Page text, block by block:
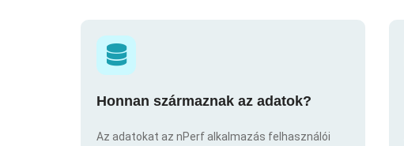
Honnan származnak az adatok?
Az adatokat az nPerf alkalmazás felhasználói